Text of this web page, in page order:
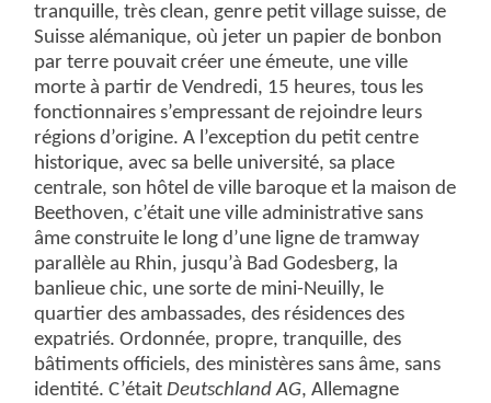
tranquille, très clean, genre petit village suisse, de
Suisse alémanique, où jeter un papier de bonbon
par terre pouvait créer une émeute, une ville
morte à partir de Vendredi, 15 heures, tous les
fonctionnaires s’empressant de rejoindre leurs
régions d’origine. A l’exception du petit centre
historique, avec sa belle université, sa place
centrale, son hôtel de ville baroque et la maison de
Beethoven, c’était une ville administrative sans
âme construite le long d’une ligne de tramway
parallèle au Rhin, jusqu’à Bad Godesberg, la
banlieue chic, une sorte de mini-Neuilly, le
quartier des ambassades, des résidences des
expatriés. Ordonnée, propre, tranquille, des
bâtiments officiels, des ministères sans âme, sans
identité. C’étaitDeutschland AG, Allemagne